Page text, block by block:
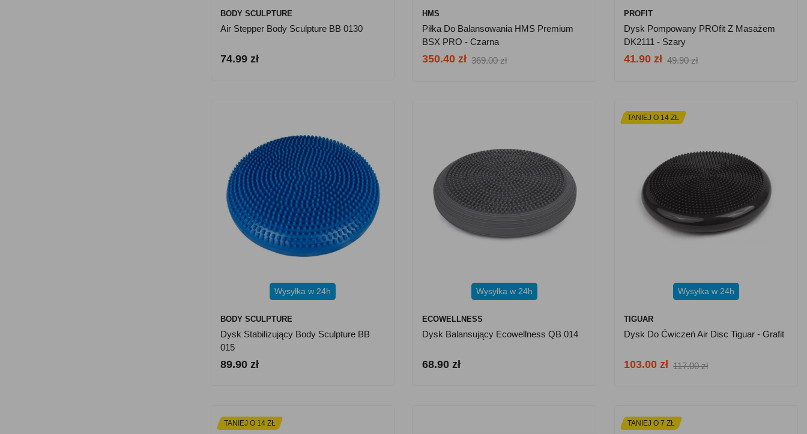
BODY SCULPTURE
Air Stepper Body Sculpture BB 0130
74.99 zł
HMS
Piłka Do Balansowania HMS Premium
BSX PRO - Czarna
350.40 zł 369.00 zł
PROFIT
Dysk Pompowany PROfit Z Masażem
DK2111 - Szary
41.90 zł 49.90 zł
Wysyłka w 24h
BODY SCULPTURE
Dysk Stabilizujący Body Sculpture BB
015
89.90 zł
Wysyłka w 24h
ECOWELLNESS
Dysk Balansujący Ecowellness QB 014
68.90 zł
TANIEJ O 14 ZŁ
Wysyłka w 24h
TIGUAR
Dysk Do Ćwiczeń Air Disc Tiguar - Grafit
103.00 zł 117.00 zł
TANIEJ O 14 ZŁ TANIEJ O 7 ZŁ